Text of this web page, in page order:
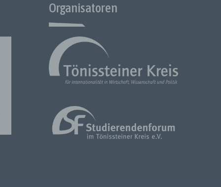
Organisatoren
die